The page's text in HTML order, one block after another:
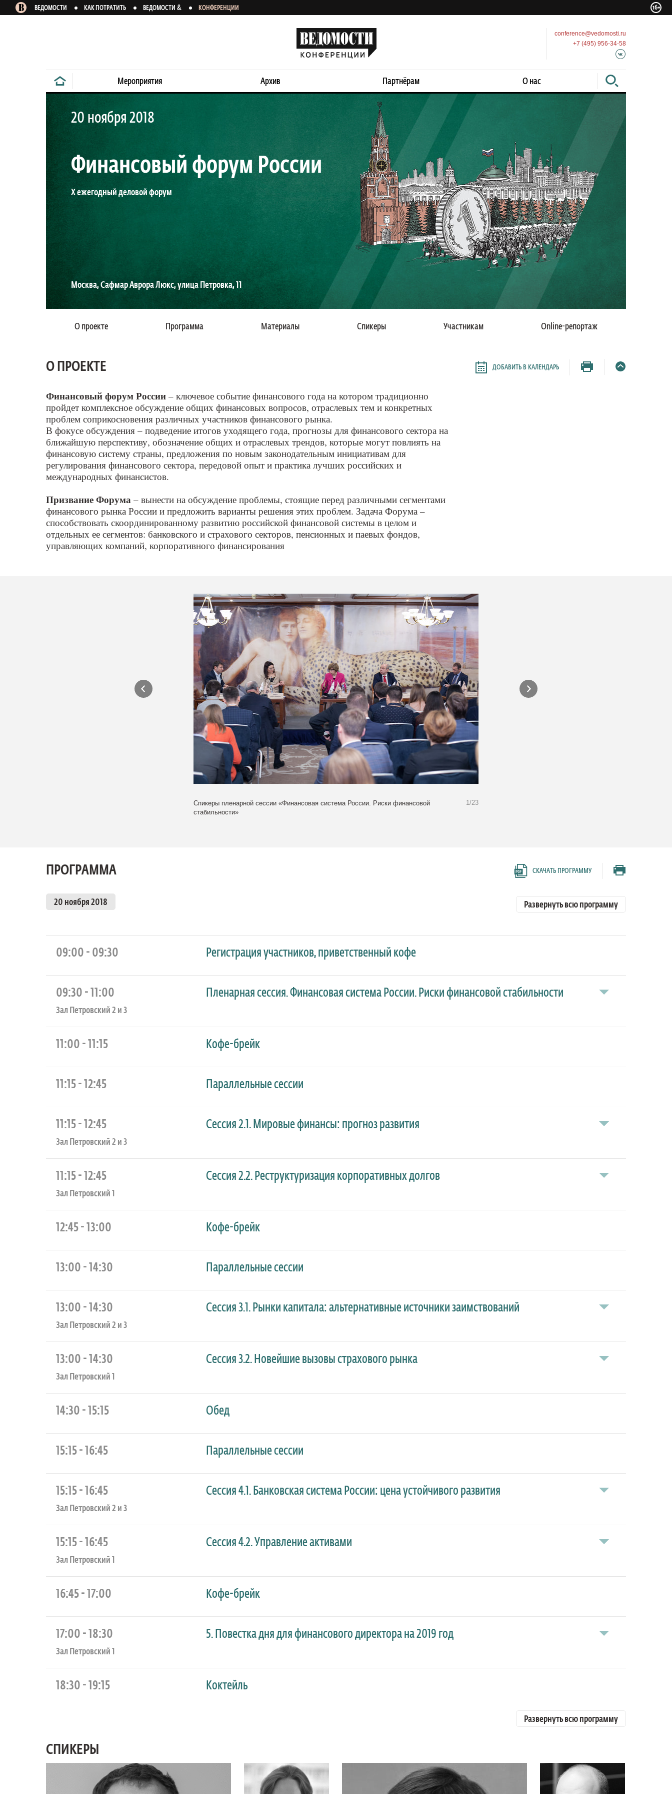
ВЕДОМОСТИ КАК ПОТРАТИТЬ ВЕДОМОСТИ & КОНФЕРЕНЦИИ
conference@vedomosti.ru
+7 (495) 956-34-58
Мероприятия Архив Партнёрам О нас
20 ноября 2018
Финансовый форум России
X ежегодный деловой форум
Москва, Сафмар Аврора Люкс, улица Петровка, 11
О проекте Программа Материалы Спикеры Участникам Online-репортаж
ДОБАВИТЬ В КАЛЕНДАРЬ
О ПРОЕКТЕ
Финансовый форум России – ключевое событие финансового года на котором традиционно
пройдет комплексное обсуждение общих финансовых вопросов, отраслевых тем и конкретных
проблем соприкосновения различных участников финансового рынка.
В фокусе обсуждения – подведение итогов уходящего года, прогнозы для финансового сектора на
ближайшую перспективу, обозначение общих и отраслевых трендов, которые могут повлиять на
финансовую систему страны, предложения по новым законодательным инициативам для
регулирования финансового сектора, передовой опыт и практика лучших российских и
международных финансистов.
Призвание Форума – вынести на обсуждение проблемы, стоящие перед различными сегментами
финансового рынка России и предложить варианты решения этих проблем. Задача Форума –
способствовать скоординированному развитию российской финансовой системы в целом и
отдельных ее сегментов: банковского и страхового секторов, пенсионных и паевых фондов,
управляющих компаний, корпоративного финансирования
Спикеры пленарной сессии «Финансовая система России. Риски финансовой
стабильности»
1/23
СКАЧАТЬ ПРОГРАММУ
ПРОГРАММА
Развернуть всю программу
20 ноября 2018
09:00 - 09:30 Регистрация участников, приветственный кофе
09:30 - 11:00
Зал Петровский 2 и 3
Пленарная сессия. Финансовая система России. Риски финансовой стабильности
11:00 - 11:15 Кофе-брейк
11:15 - 12:45 Параллельные сессии
11:15 - 12:45
Зал Петровский 2 и 3
Сессия 2.1. Мировые финансы: прогноз развития
11:15 - 12:45
Зал Петровский 1
Сессия 2.2. Реструктуризация корпоративных долгов
12:45 - 13:00 Кофе-брейк
13:00 - 14:30 Параллельные сессии
13:00 - 14:30
Зал Петровский 2 и 3
Сессия 3.1. Рынки капитала: альтернативные источники заимствований
13:00 - 14:30
Зал Петровский 1
Сессия 3.2. Новейшие вызовы страхового рынка
14:30 - 15:15 Обед
15:15 - 16:45 Параллельные сессии
15:15 - 16:45
Зал Петровский 2 и 3
Сессия 4.1. Банковская система России: цена устойчивого развития
15:15 - 16:45
Зал Петровский 1
Сессия 4.2. Управление активами
16:45 - 17:00 Кофе-брейк
17:00 - 18:30
Зал Петровский 1
5. Повестка дня для финансового директора на 2019 год
18:30 - 19:15 Коктейль
Развернуть всю программу
СПИКЕРЫ